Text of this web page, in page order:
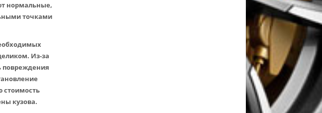
нормальные,
точками
Из-за
повреждения
стоимость
кузова.